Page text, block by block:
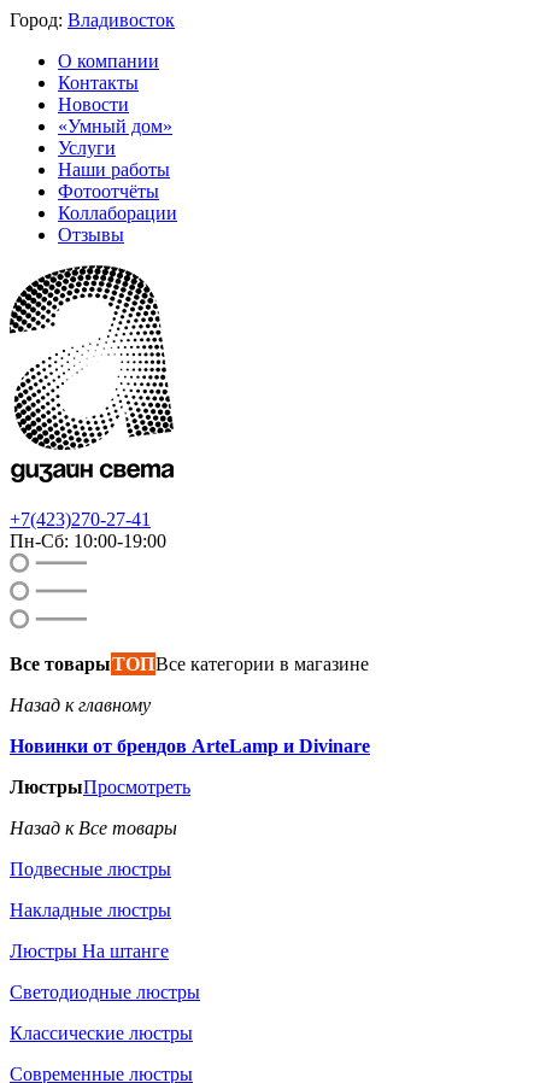
Город: Владивосток
О компании
Контакты
Новости
«Умный дом»
Услуги
Наши работы
Фотоотчёты
Коллаборации
Отзывы
+7(423)270-27-41
Пн-Сб: 10:00-19:00
Все товарыТОПВсе категории в магазине
Назад к главному
Новинки от брендов ArteLamp и Divinare
ЛюстрыПросмотреть
Назад к Все товары
Подвесные люстры
Накладные люстры
Люстры На штанге
Светодиодные люстры
Классические люстры
Современные люстры